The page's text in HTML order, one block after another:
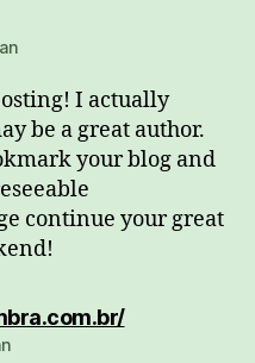
I actually
be a great author.
your blog and
continue your great
dio: